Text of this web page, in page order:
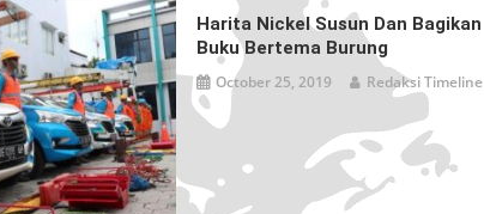
Harita Nickel Susun Dan Bagikan
Buku Bertema Burung
October 25, 2019 Redaksi Timeline